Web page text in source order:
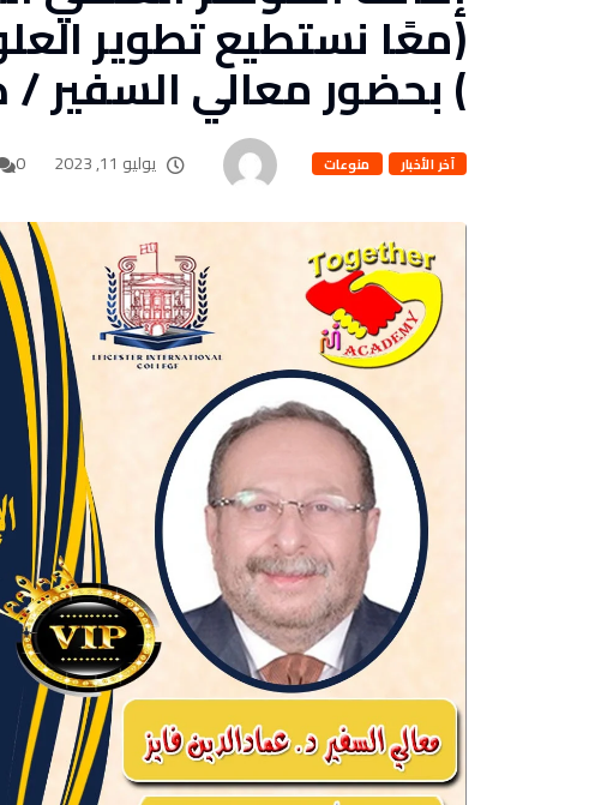
(معًا نستطيع تطوير
) بحضور معالي السفير /
آخر الأخبار منوعات يوليو 11, 2023 0